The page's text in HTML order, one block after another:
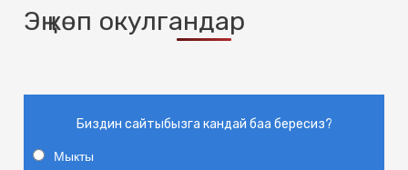
Эң көп окулгандар
Биздин сайтыбызга кандай баа бересиз?
Мыкты